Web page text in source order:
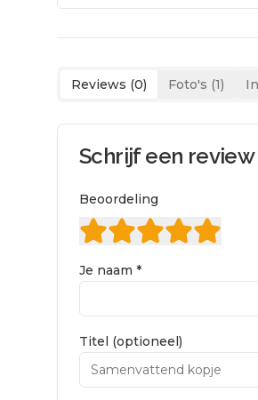
Reviews (0) Foto's (1)
Schrijf een review
Beoordeling
Je naam *
Titel (optioneel)